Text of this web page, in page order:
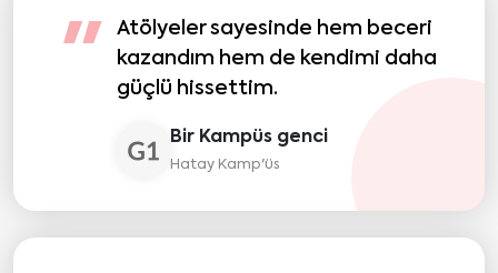
"
Atölyeler sayesinde hem beceri
kazandım hem de kendimi daha
güçlü hissettim.
Bir Kampüs genci
Hatay Kamp'üs